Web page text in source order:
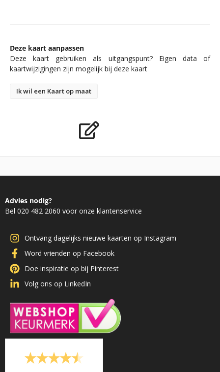
Deze kaart aanpassen
Deze kaart gebruiken als uitgangspunt? Eigen data of
kaartwijzigingen zijn mogelijk bij deze kaart
Ik wil een Kaart op maat
Advies nodig?
Bel 020 482 2060 voor onze klantenservice
Ontvang dagelijks nieuwe kaarten op Instagram
Word vrienden op Facebook
Doe inspiratie op bij Pinterest
Volg ons op LinkedIn